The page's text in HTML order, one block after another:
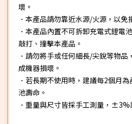
壞。
．本產品請勿靠近水源/火源，以免
．本產品內置不可拆卸充電式鋰電
敲打、撞擊本產品。
．請勿將手或任何細長/尖銳等物
成機器損壞。
．若長期不使用時，建議每2個月
池壽命。
．重量與尺寸皆採手工測量，±3%